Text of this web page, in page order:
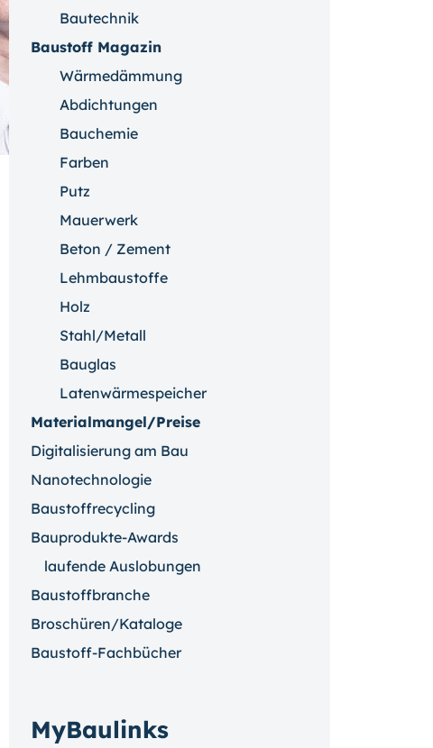
Bautechnik
Baustoff Magazin
Wärmedämmung
Abdichtungen
Bauchemie
Farben
Putz
Mauerwerk
Beton / Zement
Lehmbaustoffe
Holz
Stahl/Metall
Bauglas
Latenwärmespeicher
Materialmangel/Preise
Digitalisierung am Bau
Nanotechnologie
Baustoffrecycling
Bauprodukte-Awards
laufende Auslobungen
Baustoffbranche
Broschüren/Kataloge
Baustoff-Fachbücher
MyBaulinks